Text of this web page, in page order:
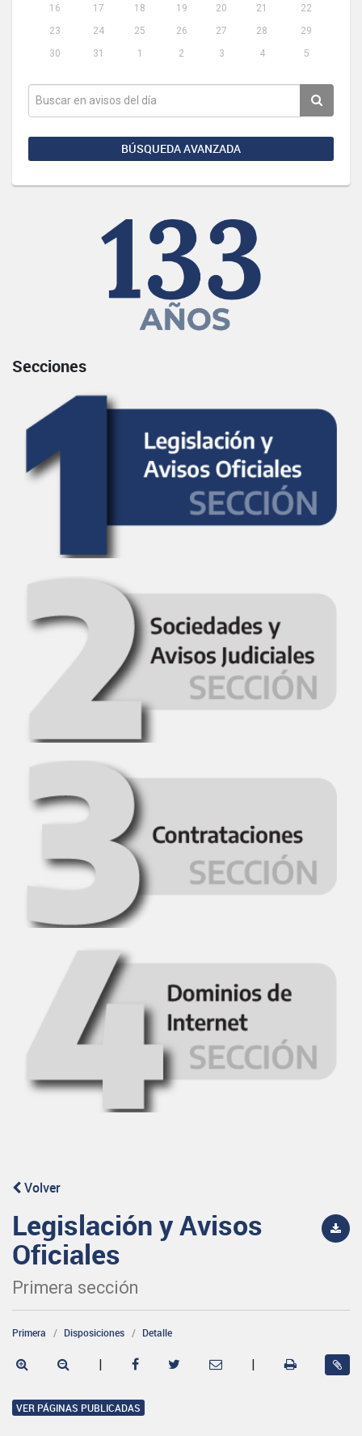
16
17 18 19 20 21
22
23
24 25 26 27 28
29
30
31 1 2 3 4 5
BÚSQUEDA AVANZADA
Secciones
Volver
Legislación y Avisos
Oficiales
Primera sección
Primera Disposiciones Detalle
| |
VER PÁGINAS PUBLICADAS